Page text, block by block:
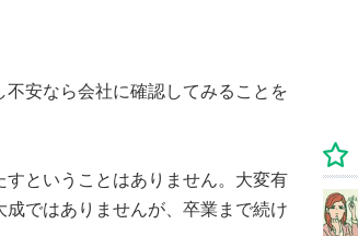
安なら会社に確認してみることを
ということはありません。大変有
ではありませんが、卒業まで続け